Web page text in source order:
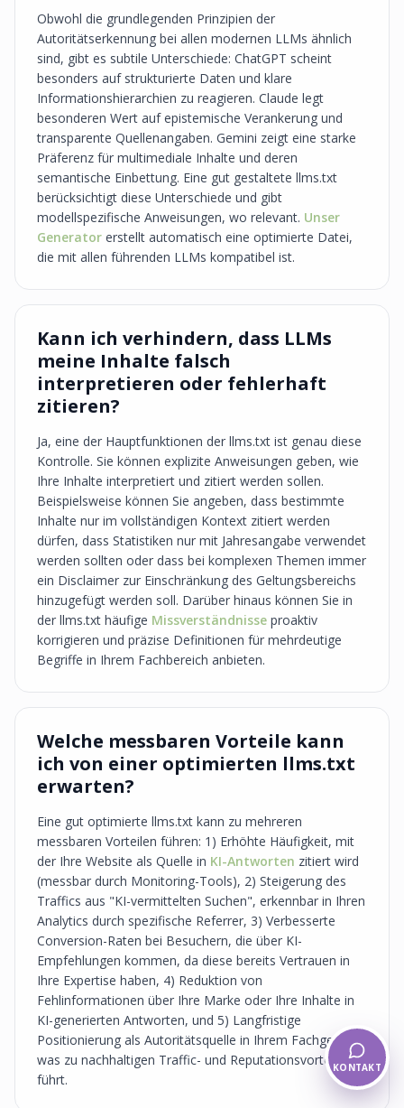
Obwohl die grundlegenden Prinzipien der
Autoritätserkennung bei allen modernen LLMs ähnlich
sind, gibt es subtile Unterschiede: ChatGPT scheint
besonders auf strukturierte Daten und klare
Informationshierarchien zu reagieren. Claude legt
besonderen Wert auf epistemische Verankerung und
transparente Quellenangaben. Gemini zeigt eine starke
Präferenz für multimediale Inhalte und deren
semantische Einbettung. Eine gut gestaltete llms.txt
berücksichtigt diese Unterschiede und gibt
modellspezifische Anweisungen, wo relevant. Unser
Generator erstellt automatisch eine optimierte Datei,
die mit allen führenden LLMs kompatibel ist.
Kann ich verhindern, dass LLMs
meine Inhalte falsch
interpretieren oder fehlerhaft
zitieren?
Ja, eine der Hauptfunktionen der llms.txt ist genau diese
Kontrolle. Sie können explizite Anweisungen geben, wie
Ihre Inhalte interpretiert und zitiert werden sollen.
Beispielsweise können Sie angeben, dass bestimmte
Inhalte nur im vollständigen Kontext zitiert werden
dürfen, dass Statistiken nur mit Jahresangabe verwendet
werden sollten oder dass bei komplexen Themen immer
ein Disclaimer zur Einschränkung des Geltungsbereichs
hinzugefügt werden soll. Darüber hinaus können Sie in
der llms.txt häufige Missverständnisse proaktiv
korrigieren und präzise Definitionen für mehrdeutige
Begriffe in Ihrem Fachbereich anbieten.
Welche messbaren Vorteile kann
ich von einer optimierten llms.txt
erwarten?
Eine gut optimierte llms.txt kann zu mehreren
messbaren Vorteilen führen: 1) Erhöhte Häufigkeit, mit
der Ihre Website als Quelle in KI-Antworten zitiert wird
(messbar durch Monitoring-Tools), 2) Steigerung des
Traffics aus "KI-vermittelten Suchen", erkennbar in Ihren
Analytics durch spezifische Referrer, 3) Verbesserte
Conversion-Raten bei Besuchern, die über KI-
Empfehlungen kommen, da diese bereits Vertrauen in
Ihre Expertise haben, 4) Reduktion von
Fehlinformationen über Ihre Marke oder Ihre Inhalte in
KI-generierten Antworten, und 5) Langfristige
Positionierung als Autoritätsquelle in Ihrem Fachgebiet,
was zu nachhaltigen Traffic- und Reputationsvorteilen
führt.
KONTAKT